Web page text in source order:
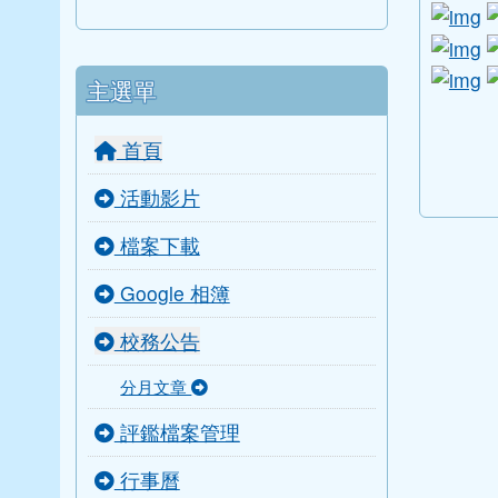
主選單
首頁
活動影片
檔案下載
Google 相簿
校務公告
分月文章
評鑑檔案管理
行事曆